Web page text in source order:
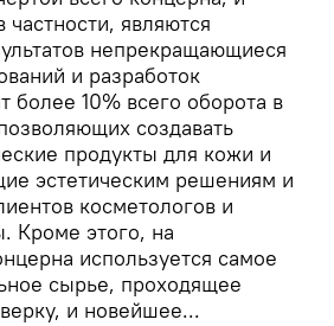
являются
непрекращающиеся
и разработок
более 10% всего оборота в
создавать
продукты для кожи и
эстетическим решениям и
косметологов и
Кроме этого, на
используется самое
сырье, проходящее
и новейшее...